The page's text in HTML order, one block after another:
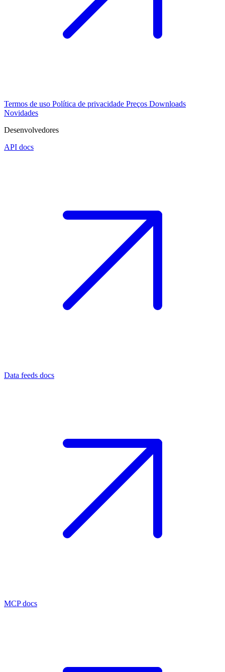
Termos de uso Política de privacidade Preços Downloads
Novidades
Desenvolvedores
API docs
Data feeds docs
MCP docs